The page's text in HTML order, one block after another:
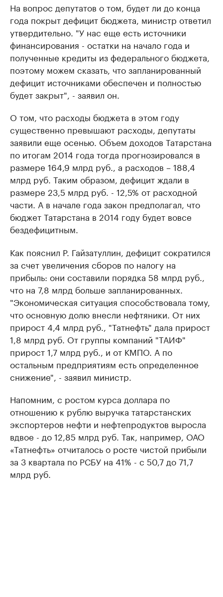
На вопрос депутатов о том, будет ли до конца
года покрыт дефицит бюджета, министр ответил
утвердительно. "У нас еще есть источники
финансирования - остатки на начало года и
полученные кредиты из федерального бюджета,
поэтому можем сказать, что запланированный
дефицит источниками обеспечен и полностью
будет закрыт", - заявил он.
О том, что расходы бюджета в этом году
существенно превышают расходы, депутаты
заявили еще осенью. Объем доходов Татарстана
по итогам 2014 года тогда прогнозировался в
размере 164,9 млрд руб., а расходов – 188,4
млрд руб. Таким образом, дефицит ждали в
размере 23,5 млрд руб. - 12,5% от расходной
части. А в начале года закон предполагал, что
бюджет Татарстана в 2014 году будет вовсе
бездефицитным.
Как пояснил Р. Гайзатуллин, дефицит сократился
за счет увеличения сборов по налогу на
прибыль: они составили порядка 58 млрд руб.,
что на 7,8 млрд больше запланированных.
"Экономическая ситуация способствовала тому,
что основную долю внесли нефтяники. От них
прирост 4,4 млрд руб., "Татнефть" дала прирост
1,8 млрд руб. От группы компаний "ТАИФ"
прирост 1,7 млрд руб., и от КМПО. А по
остальным предприятиям есть определенное
снижение", - заявил министр.
Напомним, с ростом курса доллара по
отношению к рублю выручка татарстанских
экспортеров нефти и нефтепродуктов выросла
вдвое - до 12,85 млрд руб. Так, например, ОАО
«Татнефть» отчиталось о росте чистой прибыли
за 3 квартала по РСБУ на 41% - с 50,7 до 71,7
млрд руб.